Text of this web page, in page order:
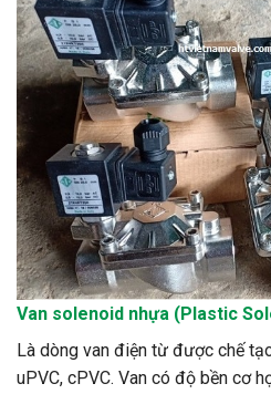
Van solenoid nhựa (Plastic
Là dòng van điện từ được chế
uPVC, cPVC. Van có độ bền cơ